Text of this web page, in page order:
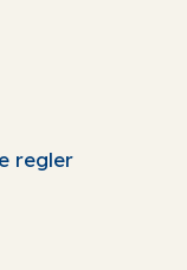
regler